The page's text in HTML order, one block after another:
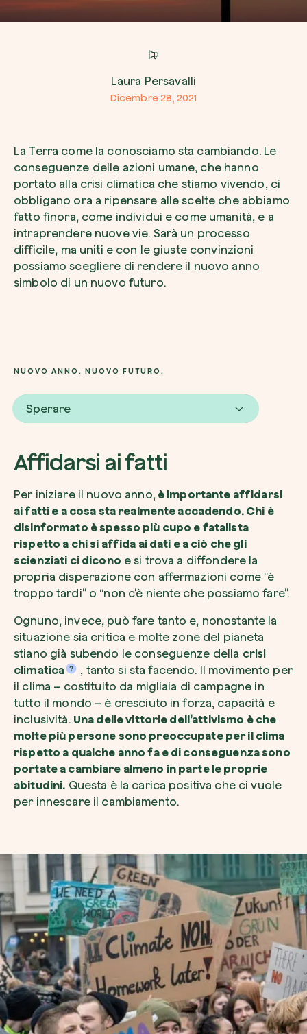
Laura Persavalli
Dicembre 28, 2021
La Terra come la conosciamo sta cambiando. Le
conseguenze delle azioni umane, che hanno
portato alla crisi climatica che stiamo vivendo, ci
obbligano ora a ripensare alle scelte che abbiamo
fatto finora, come individui e come umanità, e a
intraprendere nuove vie. Sarà un processo
difficile, ma uniti e con le giuste convinzioni
possiamo scegliere di rendere il nuovo anno
simbolo di un nuovo futuro.
NUOVO ANNO. NUOVO FUTURO.
Sperare
Affidarsi ai fatti
Per iniziare il nuovo anno,è importante affidarsi
ai fatti e a cosa sta realmente accadendo. Chi è
disinformato è spesso più cupo e fatalista
rispetto a chi si affida ai dati e a ciò che gli
scienziati ci dicono e si trova a diffondere la
propria disperazione con affermazioni come “è
troppo tardi” o “non c’è niente che possiamo fare”.
Ognuno, invece, può fare tanto e, nonostante la
situazione sia critica e molte zone del pianeta
stiano già subendo le conseguenze della crisi
climatica
, tanto si sta facendo. Il movimento per
il clima – costituito da migliaia di campagne in
tutto il mondo – è cresciuto in forza, capacità e
inclusività. Una delle vittorie dell’attivismo è che
molte più persone sono preoccupate per il clima
rispetto a qualche anno fa e di conseguenza sono
portate a cambiare almeno in parte le proprie
abitudini. Questa è la carica positiva che ci vuole
per innescare il cambiamento.
Comincia ora
Pianta, adotta o regala un albero. Scegli tra
Piantalo ora
Esplora la mappa
Guarda i tuoi alberi crescere dallo spazio
tecnologia satellitare.
Inizia a esplorare
Riscatta un albero
Inserisci il tuo codice per riscattare un
Come possiamo aiutarti?*
da zeroCO2
Non compilare questo campo
Invia richiesta
Farti un giro sul nostro magazine